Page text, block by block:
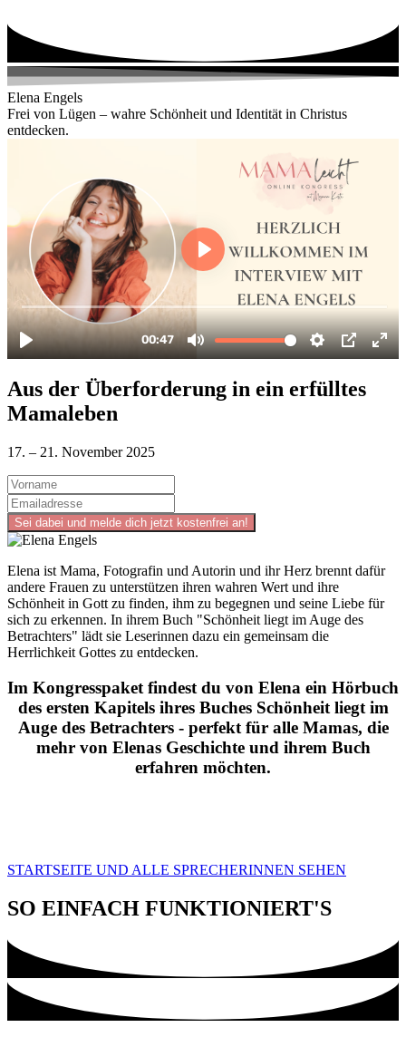
Inhalt
wechseln
Elena Engels
Frei von Lügen – wahre Schönheit und Identität in Christus
entdecken.
Aus der Überforderung in ein erfülltes
Mamaleben
17. – 21. November 2025
Elena ist Mama, Fotografin und Autorin und ihr Herz brennt dafür
andere Frauen zu unterstützen ihren wahren Wert und ihre
Schönheit in Gott zu finden, ihm zu begegnen und seine Liebe für
sich zu erkennen. In ihrem Buch "Schönheit liegt im Auge des
Betrachters" lädt sie Leserinnen dazu ein gemeinsam die
Herrlichkeit Gottes zu entdecken.
Im Kongresspaket findest du von Elena ein Hörbuch
des ersten Kapitels ihres Buches Schönheit liegt im
Auge des Betrachters - perfekt für alle Mamas, die
mehr von Elenas Geschichte und ihrem Buch
erfahren möchten.
STARTSEITE UND ALLE SPRECHERINNEN SEHEN
SO EINFACH FUNKTIONIERT'S